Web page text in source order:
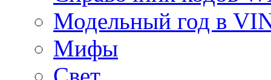
Модельный год в
Мифы